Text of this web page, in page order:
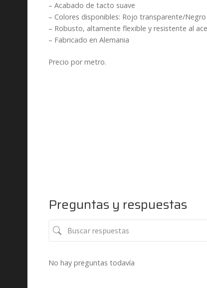
– Acabado de tacto suave
– Colores disponibles: Rojo transparente/Negro
– Robusto, altamente flexible y resistente al
– Fabricado en Alemania
Precio por metro.
Preguntas y respuestas
No hay preguntas todavía